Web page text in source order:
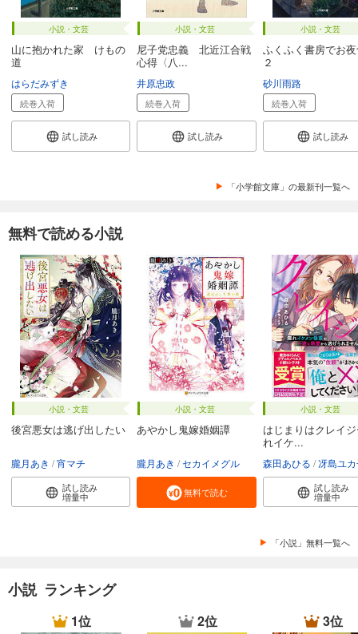
小説・文芸
山に抱かれた家 けもの
道
はらだみずき
続巻入荷
試し読み
小説・文芸
尼子党忠義 北近江合戦
心得〈八...
井原忠政
続巻入荷
試し読み
小説・文芸
ふくふく書房でお
２
砂川雨路
続巻入荷
試し読み
「小学館文庫」の最新刊一覧へ
無料で読める小説
小説・文芸
後宮悪女は逃げ出したい
朧月あき 宵マチ
試し読み
増量中
小説・文芸
あやかし鬼嫁婚姻譚
朧月あき セカイメグル
無料で読む
小説・文芸
はじまりはクレイ
れイケ...
森田あひる 冴島ユ
試し読み
増量中
「小説」無料一覧へ
小説 ランキング
1位 2位 3位